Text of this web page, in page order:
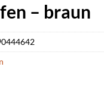
– braun